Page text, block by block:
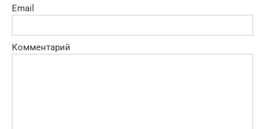
Email
Комментарий